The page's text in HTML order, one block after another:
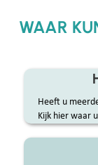
WAAR
Heeft u
Kijk hier waar